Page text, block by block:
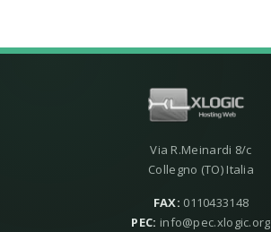
Via R.Meinardi 8/c
Collegno (TO) Italia
FAX: 0110433148
PEC: info@pec.xlogic.org